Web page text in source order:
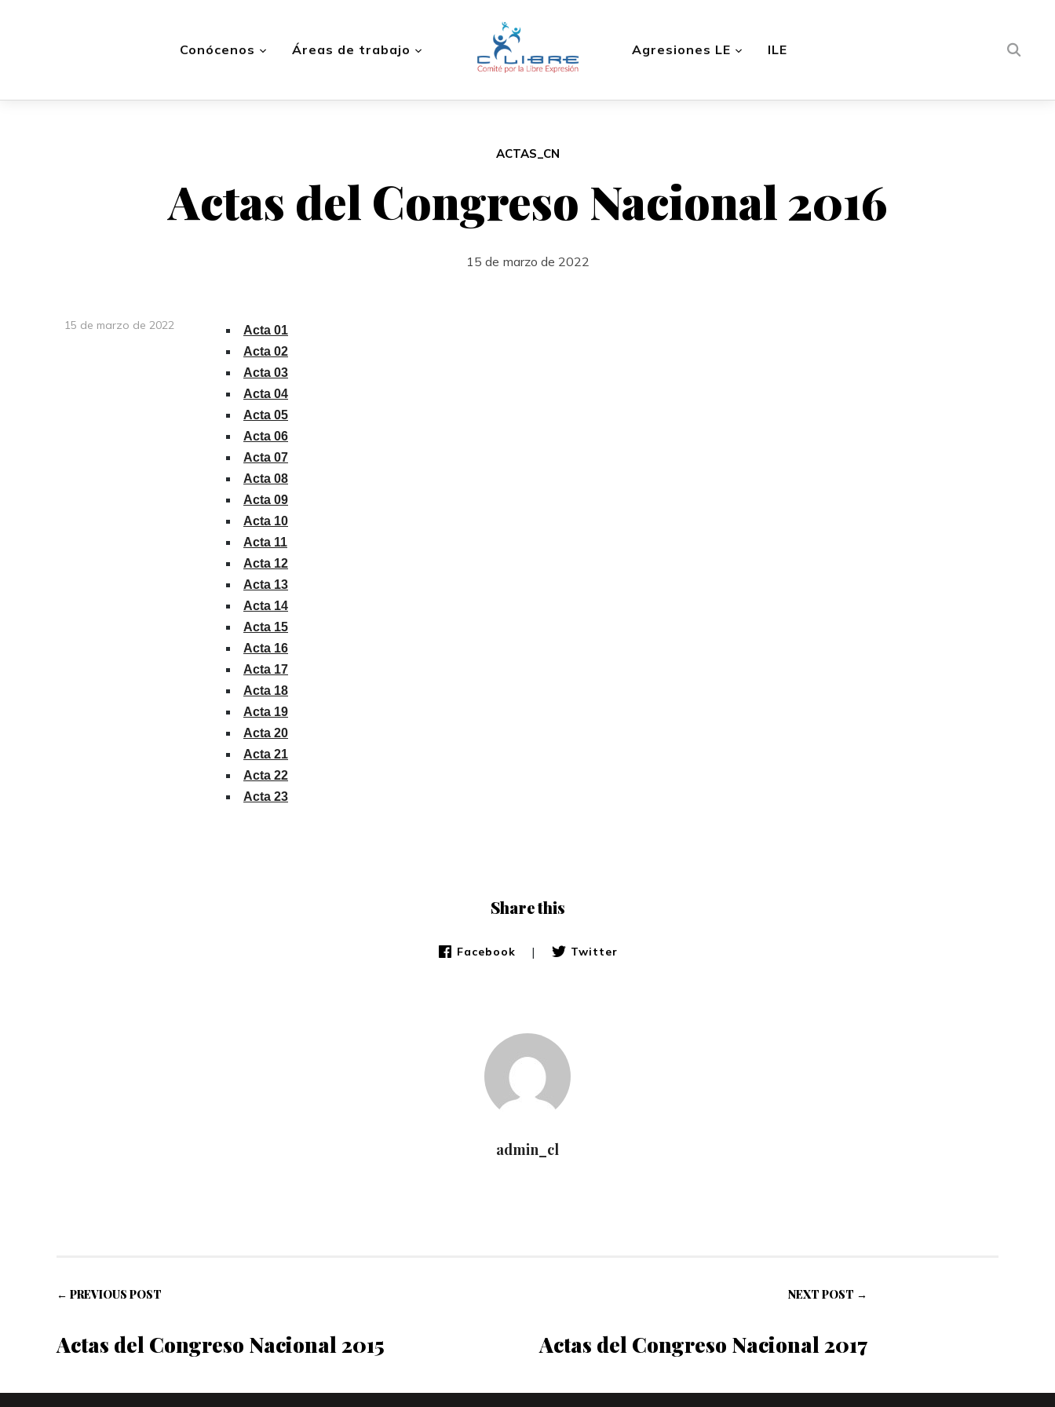
Conócenos Áreas de trabajo Agresiones LE ILE
ACTAS_CN
Actas del Congreso Nacional 2016
15 de marzo de 2022
15 de marzo de 2022
Acta 01
Acta 02
Acta 03
Acta 04
Acta 05
Acta 06
Acta 07
Acta 08
Acta 09
Acta 10
Acta 11
Acta 12
Acta 13
Acta 14
Acta 15
Acta 16
Acta 17
Acta 18
Acta 19
Acta 20
Acta 21
Acta 22
Acta 23
Share this
Facebook | Twitter
admin_cl
← PREVIOUS POST
Actas del Congreso Nacional 2015
NEXT POST →
Actas del Congreso Nacional 2017